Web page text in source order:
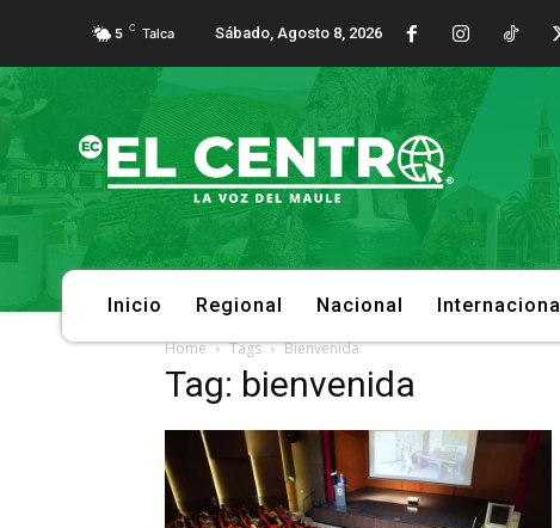
5 C Talca Sábado, Agosto 8, 2026
Inicio Regional Nacional Internacional
Home Tags Bienvenida
Tag: bienvenida